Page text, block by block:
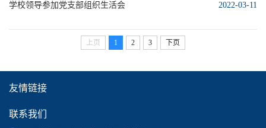
学校领导参加党支部组织生活会 2022-03-11
上页 1 2 3 下页
友情链接
联系我们